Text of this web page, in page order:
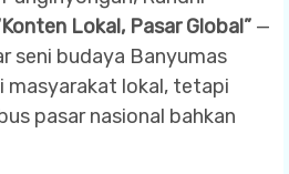
Lokal, Pasar Global” —
seni budaya Banyumas
masyarakat lokal, tetapi
pasar nasional bahkan